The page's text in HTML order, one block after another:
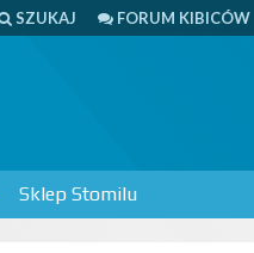
SZUKAJ FORUM KIBICÓW
Sklep Stomilu